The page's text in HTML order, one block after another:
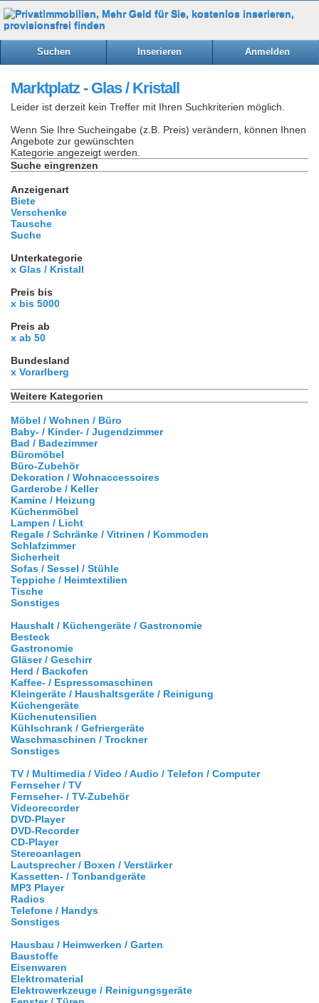
Suchen Inserieren Anmelden
Marktplatz - Glas / Kristall
Leider ist derzeit kein Treffer mit Ihren Suchkriterien möglich.
Wenn Sie Ihre Sucheingabe (z.B. Preis) verändern, können Ihnen
Angebote zur gewünschten
Kategorie angezeigt werden.
Suche eingrenzen
Anzeigenart
Biete
Verschenke
Tausche
Suche
Unterkategorie
x Glas / Kristall
Preis bis
x bis 5000
Preis ab
x ab 50
Bundesland
x Vorarlberg
Weitere Kategorien
Möbel / Wohnen / Büro
Baby- / Kinder- / Jugendzimmer
Bad / Badezimmer
Büromöbel
Büro-Zubehör
Dekoration / Wohnaccessoires
Garderobe / Keller
Kamine / Heizung
Küchenmöbel
Lampen / Licht
Regale / Schränke / Vitrinen / Kommoden
Schlafzimmer
Sicherheit
Sofas / Sessel / Stühle
Teppiche / Heimtextilien
Tische
Sonstiges
Haushalt / Küchengeräte / Gastronomie
Besteck
Gastronomie
Gläser / Geschirr
Herd / Backofen
Kaffee- / Espressomaschinen
Kleingeräte / Haushaltsgeräte / Reinigung
Küchengeräte
Küchenutensilien
Kühlschrank / Gefriergeräte
Waschmaschinen / Trockner
Sonstiges
TV / Multimedia / Video / Audio / Telefon / Computer
Fernseher / TV
Fernseher- / TV-Zubehör
Videorecorder
DVD-Player
DVD-Recorder
CD-Player
Stereoanlagen
Lautsprecher / Boxen / Verstärker
Kassetten- / Tonbandgeräte
MP3 Player
Radios
Telefone / Handys
Sonstiges
Hausbau / Heimwerken / Garten
Baustoffe
Eisenwaren
Elektromaterial
Elektrowerkzeuge / Reinigungsgeräte